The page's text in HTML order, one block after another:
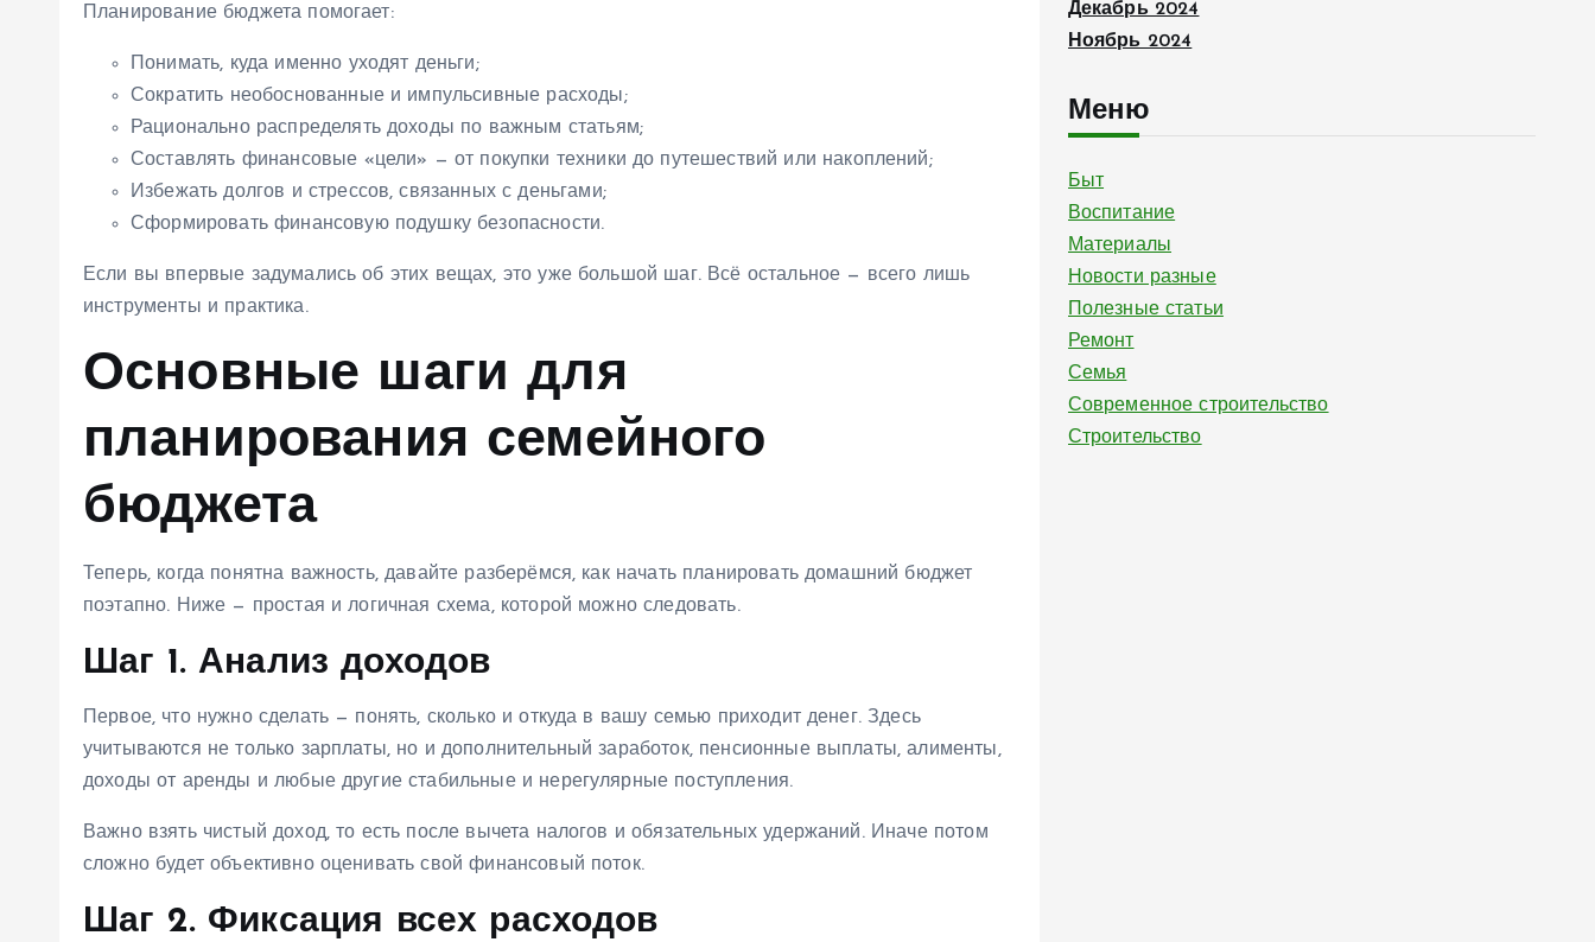
Планирование бюджета помогает:
Понимать, куда именно уходят деньги;
Сократить необоснованные и импульсивные расходы;
Рационально распределять доходы по важным статьям;
Составлять финансовые «цели» — от покупки техники до путешествий или накоплений;
Избежать долгов и стрессов, связанных с деньгами;
Сформировать финансовую подушку безопасности.
Если вы впервые задумались об этих вещах, это уже большой шаг. Всё остальное — всего лишь
инструменты и практика.
Основные шаги для
планирования семейного
бюджета
Теперь, когда понятна важность, давайте разберёмся, как начать планировать домашний бюджет
поэтапно. Ниже — простая и логичная схема, которой можно следовать.
Шаг 1. Анализ доходов
Первое, что нужно сделать — понять, сколько и откуда в вашу семью приходит денег. Здесь
учитываются не только зарплаты, но и дополнительный заработок, пенсионные выплаты, алименты,
доходы от аренды и любые другие стабильные и нерегулярные поступления.
Важно взять чистый доход, то есть после вычета налогов и обязательных удержаний. Иначе потом
сложно будет объективно оценивать свой финансовый поток.
Шаг 2. Фиксация всех расходов
Декабрь 2024
Ноябрь 2024
Меню
Быт
Воспитание
Материалы
Новости разные
Полезные статьи
Ремонт
Семья
Современное строительство
Строительство